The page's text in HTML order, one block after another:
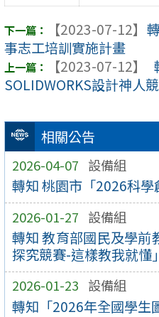
相關公告
2026-04-07 設備組
轉知 桃園市「2026科學
2026-01-27 設備組
轉知 教育部國民及學
探究競賽-這樣教我就懂
2026-01-23 設備組
轉知「2026年全國學生
【2023-07-12】
事志工培訓實施計畫
【2023-07-12】
SOLIDWORKS設計神人競